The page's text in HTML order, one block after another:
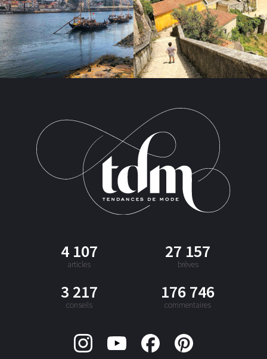
4 107
articles
27 157
brèves
3 217
conseils
176 746
commentaires